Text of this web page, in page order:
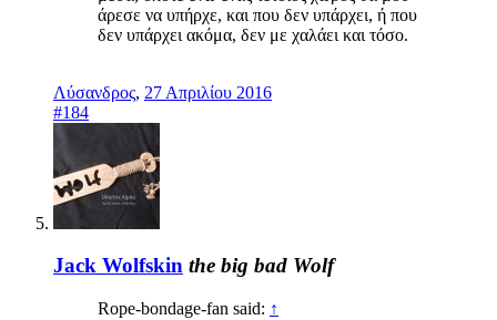
άρεσε να υπήρχε, και που δεν υπάρχει, ή που
δεν υπάρχει ακόμα, δεν με χαλάει και τόσο.
Λύσανδρος, 27 Απριλίου 2016
#184
Jack Wolfskin the big bad Wolf
Rope-bondage-fan said: ↑